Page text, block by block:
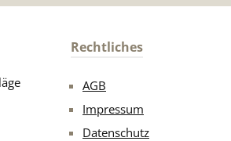
Rechtliches
AGB
Impressum
Datenschutz